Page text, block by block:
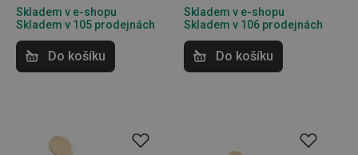
Skladem v e-shopu
Skladem v 105 prodejnách
Do košíku
Skladem v e-shopu
Skladem v 106 prodejnách
Do košíku